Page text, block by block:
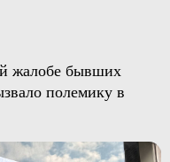
жалобе бывших
полемику в